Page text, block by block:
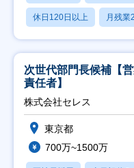
休日120日以上 月残業
次世代部門長候補【
責任者】
株式会社セレス
東京都
700万~1500万